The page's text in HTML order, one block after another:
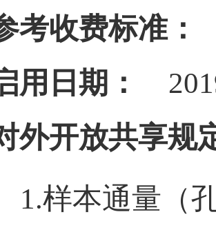
考收费标准：
用日期：
外开放共享
1.样本通量（